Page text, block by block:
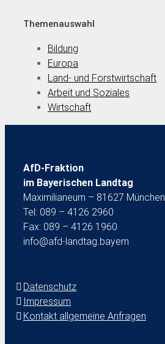
Themenauswahl
Bildung
Europa
Land- und Forstwirtschaft
Arbeit und Soziales
Wirtschaft
AfD-Fraktion
im Bayerischen Landtag
Maximilianeum – 81627 München
Tel: 089 – 4126 2960
Fax: 089 – 4126 1960
info@afd-landtag.bayern
Datenschutz
Impressum
Kontakt allgemeine Anfragen